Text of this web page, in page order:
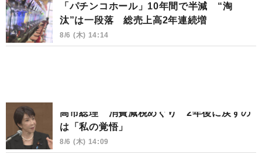
「パチンコホール」10年間で半減 “淘
汰”は一段落 総売上高2年連続増
8/6 (木) 14:14
高市総理 消費減税めぐり 2年後に戻すの
は「私の覚悟」
8/6 (木) 14:09